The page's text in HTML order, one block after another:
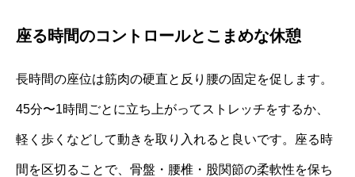
座る時間のコントロールとこまめな休憩
長時間の座位は筋肉の硬直と反り腰の固定を促します。
45分〜1時間ごとに立ち上がってストレッチをするか、
軽く歩くなどして動きを取り入れると良いです。座る時
間を区切ることで、骨盤・腰椎・股関節の柔軟性を保ち